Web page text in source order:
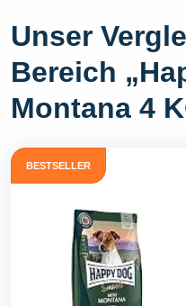
Unser
Bereich
Montana 4
BESTSELLER